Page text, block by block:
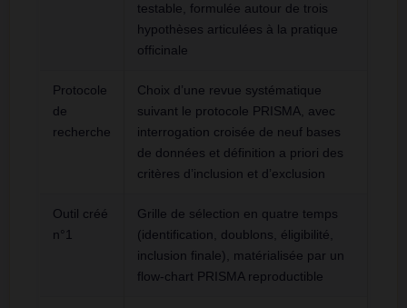
testable, formulée autour de trois
hypothèses articulées à la pratique
officinale
Protocole
de
recherche
Choix d’une revue systématique
suivant le protocole PRISMA, avec
interrogation croisée de neuf bases
de données et définition a priori des
critères d’inclusion et d’exclusion
Outil créé
n°1
Grille de sélection en quatre temps
(identification, doublons, éligibilité,
inclusion finale), matérialisée par un
flow-chart PRISMA reproductible